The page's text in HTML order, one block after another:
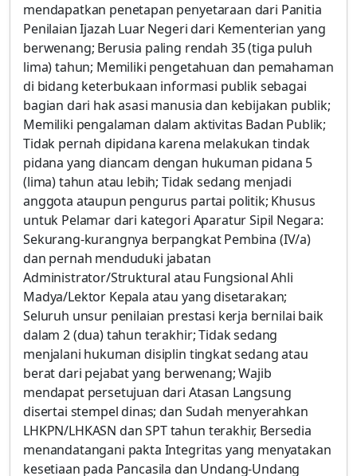
mendapatkan penetapan penyetaraan dari Panitia
Penilaian Ijazah Luar Negeri dari Kementerian yang
berwenang; Berusia paling rendah 35 (tiga puluh
lima) tahun; Memiliki pengetahuan dan pemahaman
di bidang keterbukaan informasi publik sebagai
bagian dari hak asasi manusia dan kebijakan publik;
Memiliki pengalaman dalam aktivitas Badan Publik;
Tidak pernah dipidana karena melakukan tindak
pidana yang diancam dengan hukuman pidana 5
(lima) tahun atau lebih; Tidak sedang menjadi
anggota ataupun pengurus partai politik; Khusus
untuk Pelamar dari kategori Aparatur Sipil Negara:
Sekurang-kurangnya berpangkat Pembina (IV/a)
dan pernah menduduki jabatan
Administrator/Struktural atau Fungsional Ahli
Madya/Lektor Kepala atau yang disetarakan;
Seluruh unsur penilaian prestasi kerja bernilai baik
dalam 2 (dua) tahun terakhir; Tidak sedang
menjalani hukuman disiplin tingkat sedang atau
berat dari pejabat yang berwenang; Wajib
mendapat persetujuan dari Atasan Langsung
disertai stempel dinas; dan Sudah menyerahkan
LHKPN/LHKASN dan SPT tahun terakhir, Bersedia
menandatangani pakta Integritas yang menyatakan
kesetiaan pada Pancasila dan Undang-Undang